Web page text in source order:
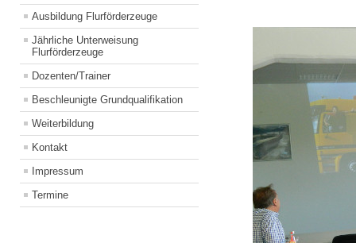
Ausbildung Flurförderzeuge
Jährliche Unterweisung
Flurförderzeuge
Dozenten/Trainer
Beschleunigte Grundqualifikation
Weiterbildung
Kontakt
Impressum
Termine